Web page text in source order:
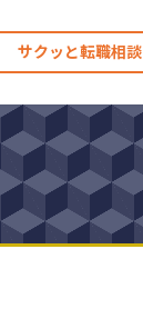
サクッと転職相談